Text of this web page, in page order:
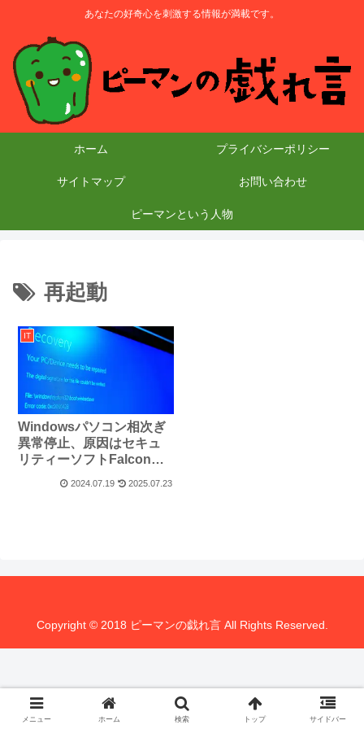
あなたの好奇心を刺激する情報が満載です。
ホーム プライバシーポリシー
サイトマップ お問い合わせ
ピーマンという人物
再起動
IT
Windowsパソコン相次ぎ
異常停止、原因はセキュ
リティーソフトFalcon
2024.07.19 2025.07.23
Copyright © 2018 ピーマンの戯れ言 All Rights Reserved.
メニュー ホーム 検索 トップ サイドバー